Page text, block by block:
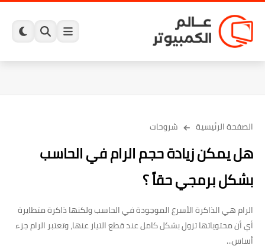
الصفحة الرئيسية شروحات
هل يمكن زيادة حجم الرام في الحاسب
بشكل برمجي حقاً ؟
الرام هي الذاكرة الأسرع الموجودة في الحاسب ولكنها ذاكرة متطايرة
أي أن محتوياتها تزول بشكل كامل عند قطع التيار عنها، وتعتبر الرام جزء
أساس...